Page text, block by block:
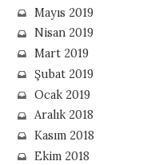
Mayıs 2019
Nisan 2019
Mart 2019
Şubat 2019
Ocak 2019
Aralık 2018
Kasım 2018
Ekim 2018